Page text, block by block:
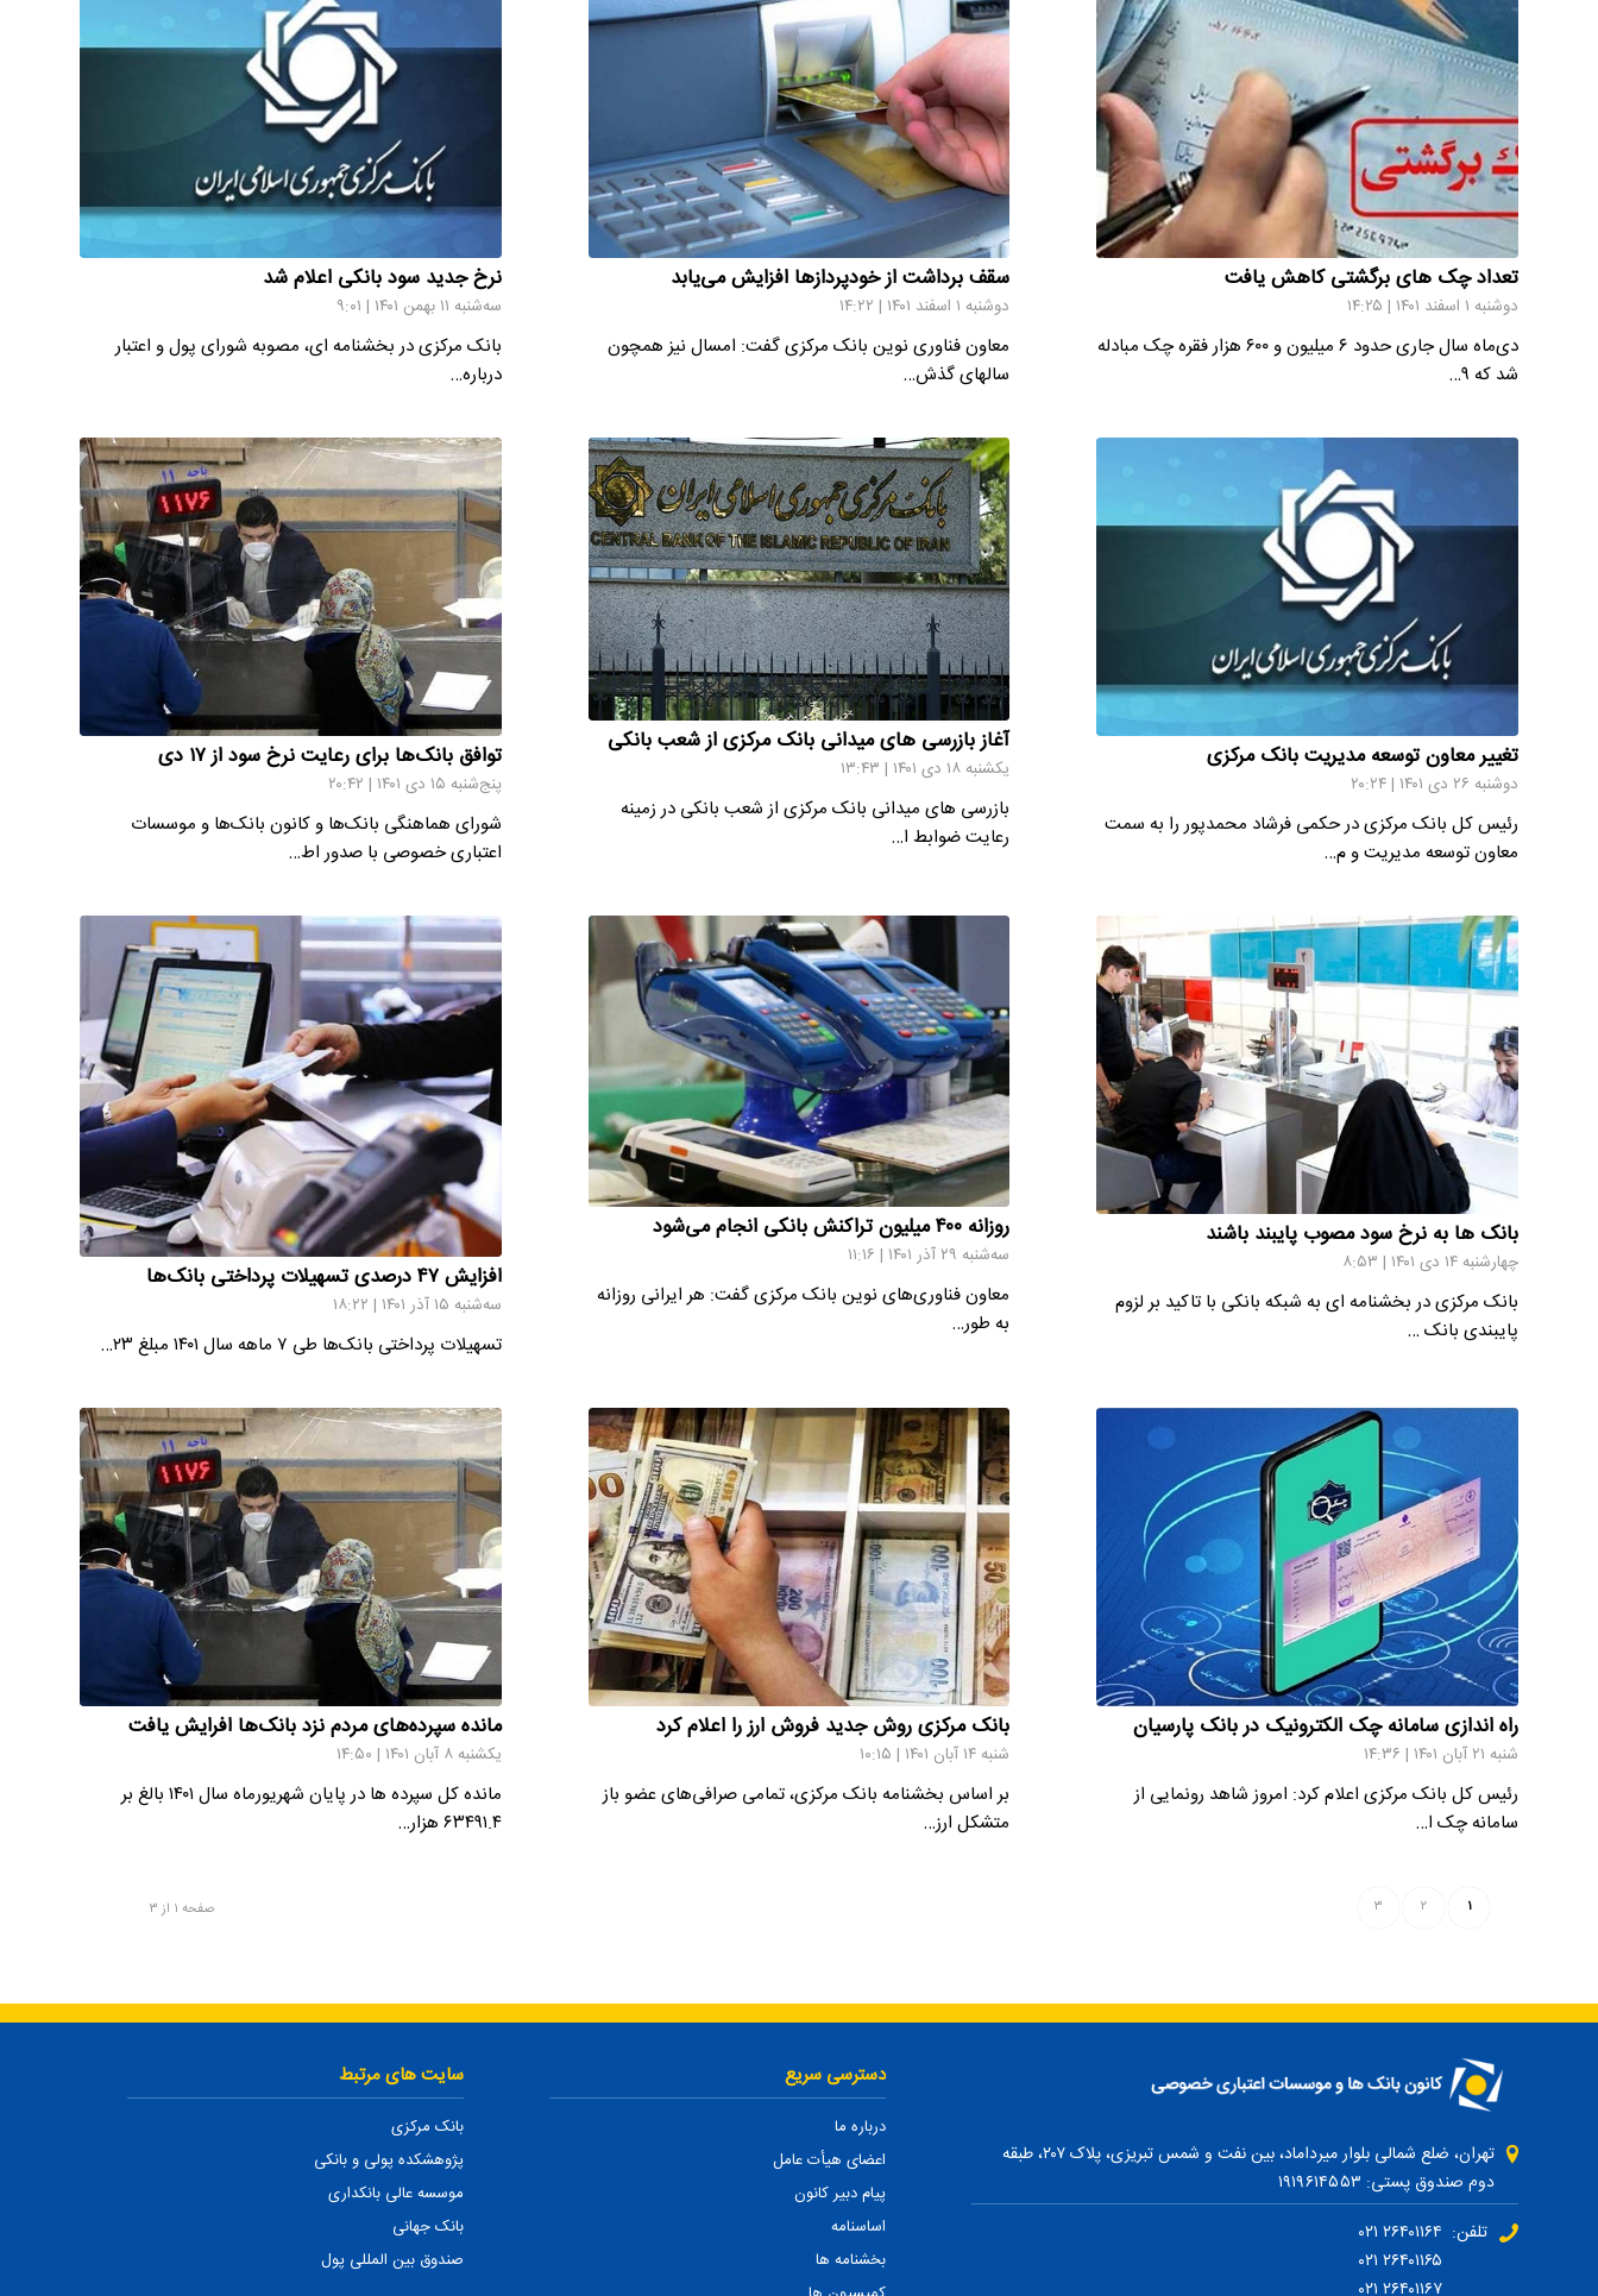
تعداد چک های برگشتی کاهش یافت
دوشنبه ۱ اسفند ۱۴۰۱ | ۱۴:۲۵
دی‌ماه سال جاری حدود ۶ میلیون و ۶۰۰ هزار فقره چک مبادله‌
شد که ۹…
سقف برداشت از خودپردازها افزایش می‌یابد
دوشنبه ۱ اسفند ۱۴۰۱ | ۱۴:۲۲
معاون فناوری نوین بانک مرکزی گفت: امسال نیز همچون
سالهای گذش…
نرخ جدید سود بانکی اعلام شد
سه‌شنبه ۱۱ بهمن ۱۴۰۱ | ۹:۰۱
بانک مرکزی در بخشنامه ای، مصوبه شورای پول و اعتبار
درباره…
تغییر معاون توسعه مدیریت بانک مرکزی
دوشنبه ۲۶ دی ۱۴۰۱ | ۲۰:۲۴
رئیس کل بانک مرکزی در حکمی فرشاد محمدپور را به سمت
معاون توسعه مدیریت و م…
آغاز بازرسی های میدانی بانک مرکزی از شعب بانکی
یکشنبه ۱۸ دی ۱۴۰۱ | ۱۳:۴۳
بازرسی های میدانی بانک مرکزی از شعب بانکی در زمینه
رعایت ضوابط ا…
توافق بانک‌ها برای رعایت نرخ سود از ۱۷ دی
پنج‌شنبه ۱۵ دی ۱۴۰۱ | ۲۰:۴۲
شورای هماهنگی بانک‌ها و کانون بانک‌ها و موسسات
اعتباری خصوصی با صدور اط…
بانک ها به نرخ سود مصوب پایبند باشند
چهارشنبه ۱۴ دی ۱۴۰۱ | ۸:۵۳
بانک مرکزی در بخشنامه ای به شبکه بانکی با تاکید بر لزوم
پایبندی بانک …
روزانه ۴۰۰ میلیون تراکنش بانکی انجام می‌شود
سه‌شنبه ۲۹ آذر ۱۴۰۱ | ۱۱:۱۶
معاون فناوری‌های نوین بانک مرکزی گفت: هر ایرانی روزانه
به طور…
افزایش ۴۷ درصدی ‌تسهیلات پرداختی بانک‌ها
سه‌شنبه ۱۵ آذر ۱۴۰۱ | ۱۸:۲۲
تسهیلات پرداختی بانک‌ها طی ۷ ماهه سال ۱۴۰۱ مبلغ ۲۳…
راه اندازی سامانه چک الکترونیک در بانک پارسیان
شنبه ۲۱ آبان ۱۴۰۱ | ۱۴:۳۶
رئیس کل بانک مرکزی اعلام کرد: امروز شاهد رونمایی از
سامانه چک ا…
بانک مرکزی روش جدید فروش ارز را اعلام کرد
شنبه ۱۴ آبان ۱۴۰۱ | ۱۰:۱۵
بر اساس بخشنامه بانک مرکزی، تمامی صرافی‌های عضو باز
متشکل ارز…
مانده سپرده‌های مردم نزد بانک‌ها افرایش یافت
یکشنبه ۸ آبان ۱۴۰۱ | ۱۴:۵۰
مانده کل سپرده ها در پایان شهریورماه سال ۱۴۰۱ بالغ بر
۶۳۴۹۱.۴ هزار…
صفحه ۱ از ۳ ۱ ۲ ۳
تهران، ضلع شمالی بلوار میرداماد، بین نفت و شمس تبریزی، پلاک ۲۰۷، طبقه
دوم صندوق پستی: ۱۹۱۹۶۱۴۵۵۳
تلفن: ۲۶۴۰۱۱۶۴ ۰۲۱
دسترسی سریع
درباره ما
اعضای هیأت عامل
پیام دبیر کانون
اساسنامه
بخشنامه ها
سایت های مرتبط
بانک مرکزی
پژوهشکده پولی و بانکی
موسسه عالی بانکداری
بانک جهانی
صندوق بین المللی پول